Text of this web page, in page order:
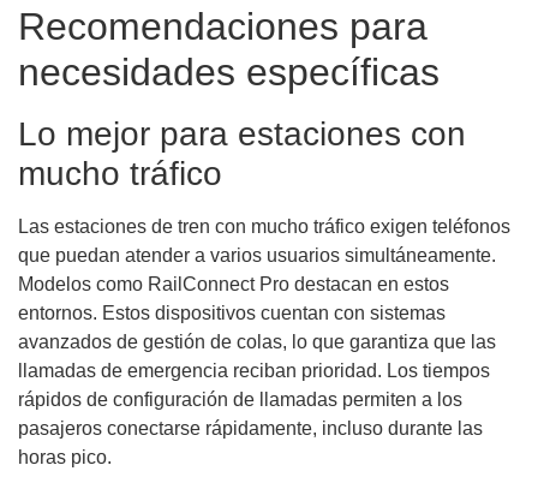
Recomendaciones para
necesidades específicas
Lo mejor para estaciones con
mucho tráfico
Las estaciones de tren con mucho tráfico exigen teléfonos
que puedan atender a varios usuarios simultáneamente.
Modelos como RailConnect Pro destacan en estos
entornos. Estos dispositivos cuentan con sistemas
avanzados de gestión de colas, lo que garantiza que las
llamadas de emergencia reciban prioridad. Los tiempos
rápidos de configuración de llamadas permiten a los
pasajeros conectarse rápidamente, incluso durante las
horas pico.